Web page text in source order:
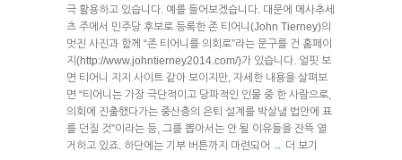
극 활용하고 있습니다. 예를 들어보겠습니다. 대문에 메사추세
츠 주에서 민주당 후보로 등록한 존 티어니(John Tierney)의
멋진 사진과 함께 “존 티어니를 의회로”라는 문구를 건 홈페이
지(http://www.johntierney2014.com/)가 있습니다. 얼핏 보
면 티어니 지지 사이트 같아 보이지만, 자세한 내용을 살펴보
면 “티어니는 가장 극단적이고 당파적인 인물 중 한 사람으로,
의회에 진출했다가는 중산층의 은퇴 설계를 박살낼 법안에 표
를 던질 것”이라는 등, 그를 뽑아서는 안 될 이유들을 잔뜩 열
거하고 있죠. 하단에는 기부 버튼까지 마련되어 → 더 보기